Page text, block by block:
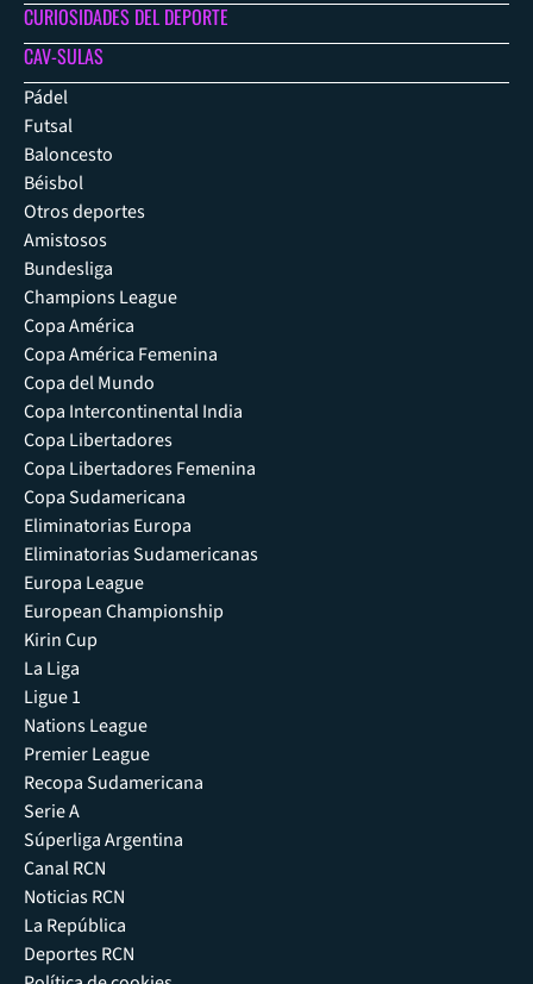
CURIOSIDADES DEL DEPORTE
CAV-SULAS
Pádel
Futsal
Baloncesto
Béisbol
Otros deportes
Amistosos
Bundesliga
Champions League
Copa América
Copa América Femenina
Copa del Mundo
Copa Intercontinental India
Copa Libertadores
Copa Libertadores Femenina
Copa Sudamericana
Eliminatorias Europa
Eliminatorias Sudamericanas
Europa League
European Championship
Kirin Cup
La Liga
Ligue 1
Nations League
Premier League
Recopa Sudamericana
Serie A
Súperliga Argentina
Canal RCN
Noticias RCN
La República
Deportes RCN